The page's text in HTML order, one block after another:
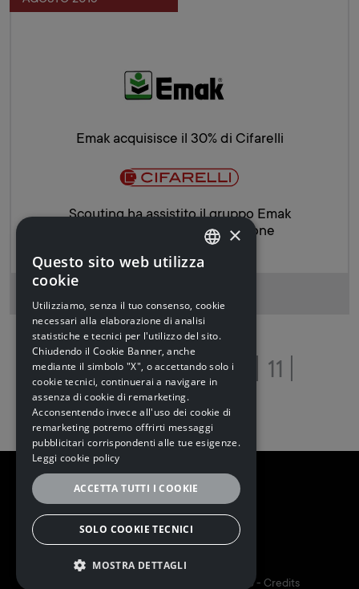
Emak acquisisce il 30% di Cifarelli
Scouting ha assistito il gruppo Emak
nell'operazione di acquisizione
1 … 7 8 9 10 11
Follow us
5I&PARTNERS S.P.A. | P.I. 02173160348 - Credits
×
Questo sito web utilizza
cookie
Utilizziamo, senza il tuo consenso, cookie
necessari alla elaborazione di analisi
statistiche e tecnici per l'utilizzo del sito.
Chiudendo il Cookie Banner, anche
mediante il simbolo "X", o accettando solo i
cookie tecnici, continuerai a navigare in
assenza di cookie di remarketing.
Acconsentendo invece all'uso dei cookie di
remarketing potremo offrirti messaggi
pubblicitari corrispondenti alle tue esigenze.
Leggi cookie policy
ACCETTA TUTTI I COOKIE
SOLO COOKIE TECNICI
MOSTRA DETTAGLI